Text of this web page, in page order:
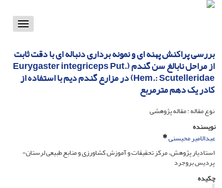
Toggle
بررسی پراکنش پهنه ای و نمونه برداری دنباله ای با دقت ثابت
از مراحل نابالغ سن گندم (Eurygaster integriceps Put.
(Hem.: Scutelleridae در مزارع گندم دیم با استفاده از
کادر یک دهم مترمربع
نوع مقاله : مقاله پژوهشی
نویسنده
عبدالامیر محیسنی
استادیار پژوهش، مرکز تحقیقات و آموزش کشاورزی و منابع طبیعی لرستان-
پردیس بروجرد
چکیده